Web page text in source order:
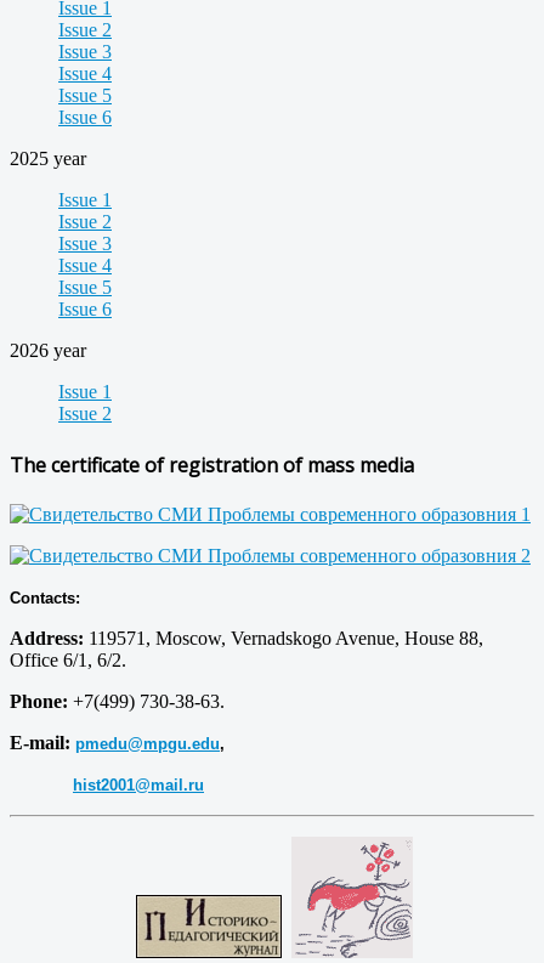
Issue 1
Issue 2
Issue 3
Issue 4
Issue 5
Issue 6
2025 year
Issue 1
Issue 2
Issue 3
Issue 4
Issue 5
Issue 6
2026 year
Issue 1
Issue 2
The certificate of registration of mass media
Contacts:
Address: 119571, Moscow, Vernadskogo Avenue, House 88,
Office 6/1, 6/2.
Phone: +7(499) 730-38-63.
E-mail: pmedu@mpgu.edu,
hist2001@mail.ru